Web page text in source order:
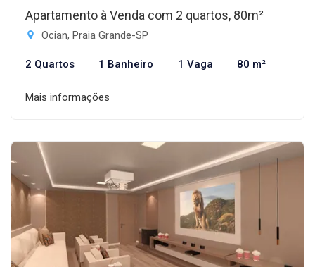
Apartamento à Venda com 2 quartos, 80m²
Ocian, Praia Grande-SP
2 Quartos 1 Banheiro 1 Vaga 80 m²
Mais informações